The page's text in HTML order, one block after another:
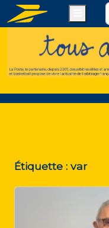
Étiquette : var